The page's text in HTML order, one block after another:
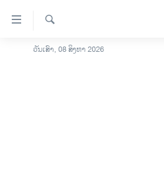
ລິ້ງ
ສຳຫລັບ
ໂຮມເພຈ
ຄົ້ນຫາ
ວັນເສົາ, 08 ສິງຫາ 2026